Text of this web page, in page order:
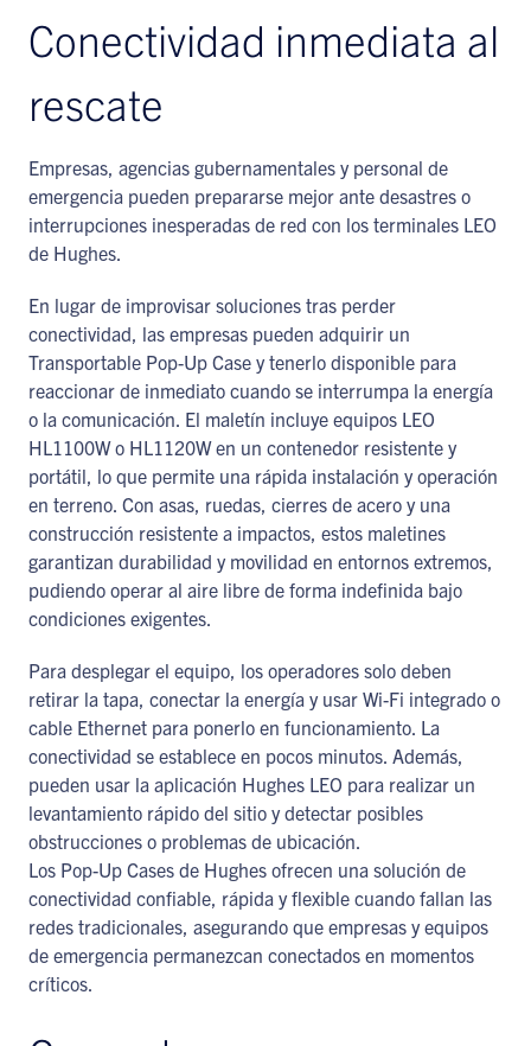
Conectividad inmediata al
rescate
Empresas, agencias gubernamentales y personal de
emergencia pueden prepararse mejor ante desastres o
interrupciones inesperadas de red con los terminales LEO
de Hughes.
En lugar de improvisar soluciones tras perder
conectividad, las empresas pueden adquirir un
Transportable Pop-Up Case y tenerlo disponible para
reaccionar de inmediato cuando se interrumpa la energía
o la comunicación. El maletín incluye equipos LEO
HL1100W o HL1120W en un contenedor resistente y
portátil, lo que permite una rápida instalación y operación
en terreno. Con asas, ruedas, cierres de acero y una
construcción resistente a impactos, estos maletines
garantizan durabilidad y movilidad en entornos extremos,
pudiendo operar al aire libre de forma indefinida bajo
condiciones exigentes.
Para desplegar el equipo, los operadores solo deben
retirar la tapa, conectar la energía y usar Wi-Fi integrado o
cable Ethernet para ponerlo en funcionamiento. La
conectividad se establece en pocos minutos. Además,
pueden usar la aplicación Hughes LEO para realizar un
levantamiento rápido del sitio y detectar posibles
obstrucciones o problemas de ubicación.
Los Pop-Up Cases de Hughes ofrecen una solución de
conectividad confiable, rápida y flexible cuando fallan las
redes tradicionales, asegurando que empresas y equipos
de emergencia permanezcan conectados en momentos
críticos.